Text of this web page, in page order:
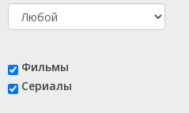
Фильмы
Сериалы